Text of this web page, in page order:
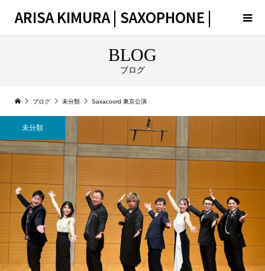
ARISA KIMURA | SAXOPHONE |
BLOG
ブログ
ブログ 未分類 Saxacoord 東京公演
未分類